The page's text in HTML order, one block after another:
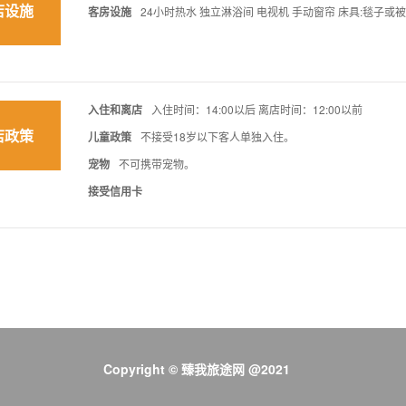
设施 客房设施 24小时热水 独立淋浴间 电视机 手动窗帘 床具:毯子或
政策
入住和离店 入住时间：14:00以后 离店时间：12:00以前
儿童政策 不接受18岁以下客人单独入住。
宠物 不可携带宠物。
接受信用卡
Copyright © 臻我旅途网 @2021